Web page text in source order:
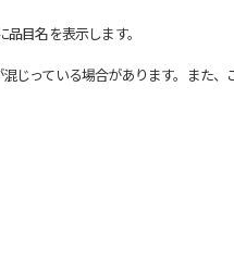
目名を表示します。
っている場合があります。また、